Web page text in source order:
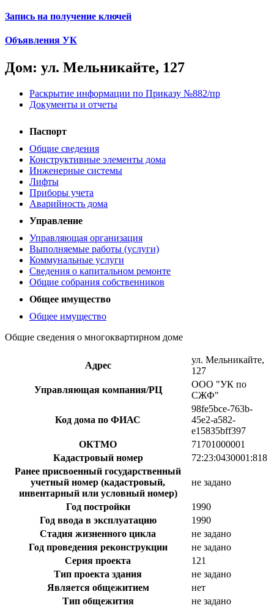
Запись на получение ключей
Объявления УК
Дом: ул. Мельникайте, 127
Раскрытие информации по Приказу №882/пр
Документы и отчеты
Паспорт
Общие сведения
Конструктивные элементы дома
Инженерные системы
Лифты
Приборы учета
Аварийность дома
Управление
Управляющая организация
Выполняемые работы (услуги)
Коммунальные услуги
Сведения о капитальном ремонте
Общие собрания собственников
Общее имущество
Общее имущество
Общие сведения о многоквартирном доме
Адрес
ул. Мельникайте,
127
Управляющая компания/РЦ
ООО "УК по
СЖФ"
Код дома по ФИАС
98fe5bce-763b-
45e2-a582-
e15835bff397
ОКТМО
71701000001
Кадастровый номер
72:23:0430001:818
Ранее присвоенный государственный
учетный номер (кадастровый,
инвентарный или условный номер)
не задано
Год постройки
1990
Год ввода в эксплуатацию
1990
Стадия жизненного цикла
не задано
Год проведения реконструкции
не задано
Серия проекта
121
Тип проекта здания
не задано
Является общежитием
нет
Тип общежития
не задано